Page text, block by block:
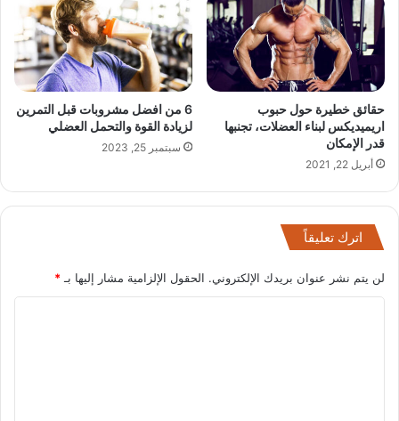
حقائق خطيرة حول حبوب
اريميديكس لبناء العضلات، تجنبها
قدر الإمكان
أبريل 22, 2021
6 من افضل مشروبات قبل التمرين
لزيادة القوة والتحمل العضلي
سبتمبر 25, 2023
اترك تعليقاً
لن يتم نشر عنوان بريدك الإلكتروني. الحقول الإلزامية مشار إليها بـ*